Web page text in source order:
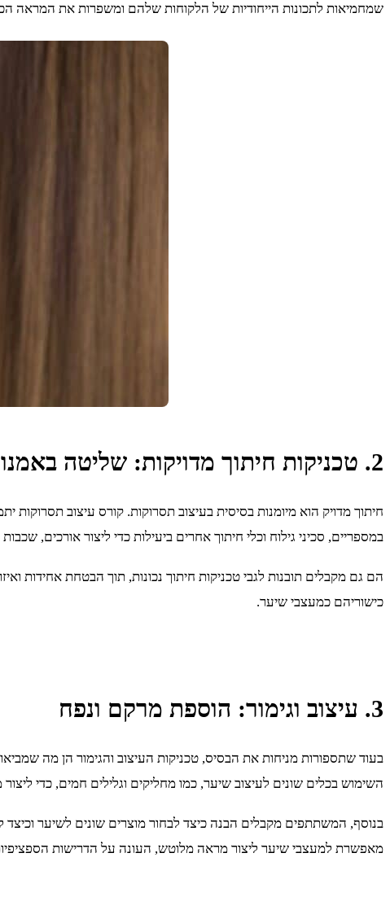
שמחמיאות לתכונות הייחודיות של הלקוחות שלהם ומשפרות את המראה
2. טכניקות חיתוך מדויקות: שליטה באמנות הקווים הנקיים
חיתוך מדויק הוא מיומנות בסיסית בעיצוב תסרוקות. קורס עיצוב
במספריים, סכיני גילוח וכלי חיתוך אחרים ביעילות כדי ליצור אורכים,
הם גם מקבלים תובנות לגבי טכניקות חיתוך נכונות, תוך הבטחת אחידות
כישוריהם כמעצבי שיער.
3. עיצוב וגימור: הוספת מרקם ונפח
בעוד שתספורות מניחות את הבסיס, טכניקות העיצוב והגימור הן מה
השימוש בכלים שונים לעיצוב שיער, כמו מחליקים וגלילים חמים, כדי
בנוסף, המשתתפים מקבלים הבנה כיצד לבחור מוצרים שונים לשיער וכיצד
מאפשרת למעצבי שיער ליצור מראה מלוטש, העונה על הדרישות